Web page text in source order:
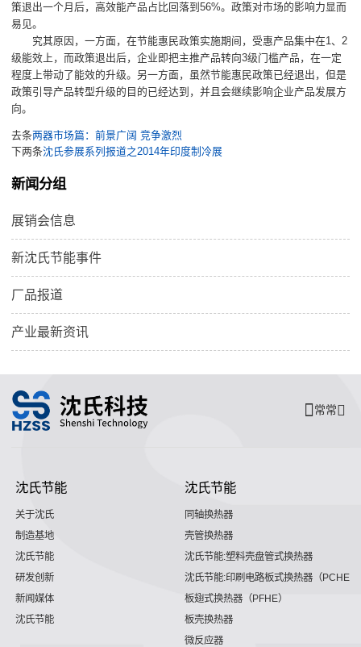
策退出一个月后，高效能产品占比回落到56%。政策对市场的影响力显而
易见。
究其原因，一方面，在节能惠民政策实施期间，受惠产品集中在1、2
级能效上，而政策退出后，企业即把主推产品转向3级门槛产品，在一定
程度上带动了能效的升级。另一方面，虽然节能惠民政策已经退出，但是
政策引导产品转型升级的目的已经达到，并且会继续影响企业产品发展方
向。
去条两器市场篇：前景广阔 竞争激烈
下两条沈氏参展系列报道之2014年印度制冷展
新闻分组
展销会信息
新沈氏节能事件
厂品报道
产业最新资讯
常常
沈氏节能
关于沈氏
制造基地
沈氏节能
研发创新
新闻媒体
沈氏节能
沈氏节能
同轴换热器
壳管换热器
沈氏节能:塑料壳盘管式换热器
沈氏节能:印刷电路板式换热器（PCHE）
板翅式换热器（PFHE）
板壳换热器
微反应器